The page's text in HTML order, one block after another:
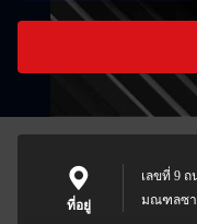
ที่อยู่
เลขที่ 9 ถ
มณฑลซา